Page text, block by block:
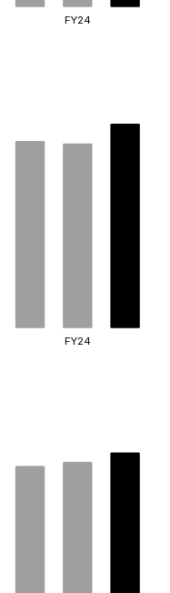
FY24
FY24